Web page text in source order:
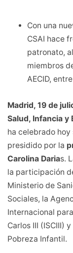
Con una
CSAI hace
patronato,
miembros
AECID,
Madrid, 19 de
Salud, Infancia y
ha celebrado hoy
presidido por la
Carolina Darias.
la participación
Ministerio de
Sociales, la
Internacional
Carlos III (ISCIII)
Pobreza Infantil.